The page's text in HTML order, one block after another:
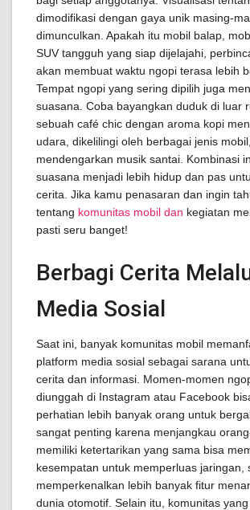
dimodifikasi dengan gaya unik masing-
dimunculkan. Apakah itu mobil balap,
SUV tangguh yang siap dijelajahi,
akan membuat waktu ngopi terasa lebih
Tempat ngopi yang sering dipilih juga
suasana. Coba bayangkan duduk di luar
sebuah café chic dengan aroma kopi
udara, dikelilingi oleh berbagai jenis
mendengarkan musik santai. Kombinasi
suasana menjadi lebih hidup dan pas
cerita. Jika kamu penasaran dan ingin
tentang komunitas mobil dan kegiatan
pasti seru banget!
Berbagi Cerita
Media Sosial
Saat ini, banyak komunitas mobil
platform media sosial sebagai sarana
cerita dan informasi. Momen-momen
diunggah di Instagram atau Facebook
perhatian lebih banyak orang untuk
sangat penting karena menjangkau
memiliki ketertarikan yang sama bisa
kesempatan untuk memperluas jaringan,
memperkenalkan lebih banyak fitur
dunia otomotif. Selain itu, komunitas